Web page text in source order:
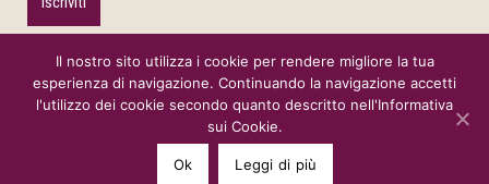
Acconsento al trattamento dei dati personali ai
sensi della legge n. 2016/679. Per ulteriori
informazioni, consulta la privacy policy.
Il nostro sito utilizza i cookie per rendere migliore la tua
esperienza di navigazione. Continuando la navigazione accetti
l'utilizzo dei cookie secondo quanto descritto nell'Informativa
sui Cookie.
Ok Leggi di più